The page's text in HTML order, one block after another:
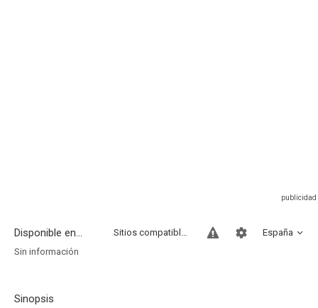
Disponible en... España
Sitios compatibles
Sin información
Sinopsis